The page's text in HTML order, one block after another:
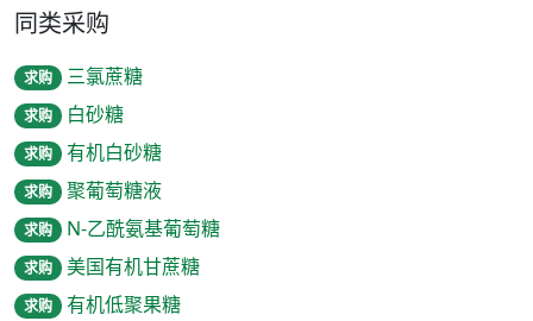
同类采购
求购 三氯蔗糖
求购 白砂糖
求购 有机白砂糖
求购 聚葡萄糖液
求购 N-乙酰氨基葡萄糖
求购 美国有机甘蔗糖
求购 有机低聚果糖